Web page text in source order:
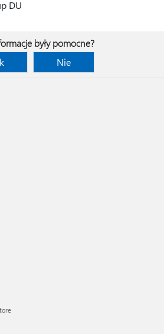
DU
były pomocne?
Nie